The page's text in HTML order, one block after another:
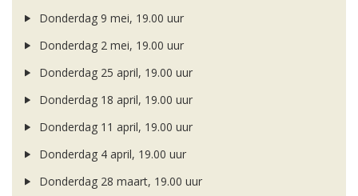
Donderdag 9 mei, 19.00 uur
Donderdag 2 mei, 19.00 uur
Donderdag 25 april, 19.00 uur
Donderdag 18 april, 19.00 uur
Donderdag 11 april, 19.00 uur
Donderdag 4 april, 19.00 uur
Donderdag 28 maart, 19.00 uur